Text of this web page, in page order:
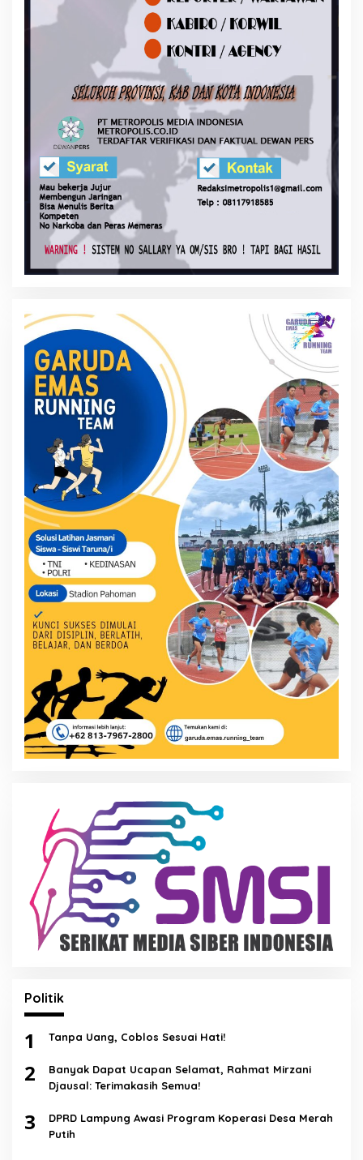
Politik
1 Tanpa Uang, Coblos Sesuai Hati!
2
Banyak Dapat Ucapan Selamat, Rahmat Mirzani
Djausal: Terimakasih Semua!
3
DPRD Lampung Awasi Program Koperasi Desa Merah
Putih